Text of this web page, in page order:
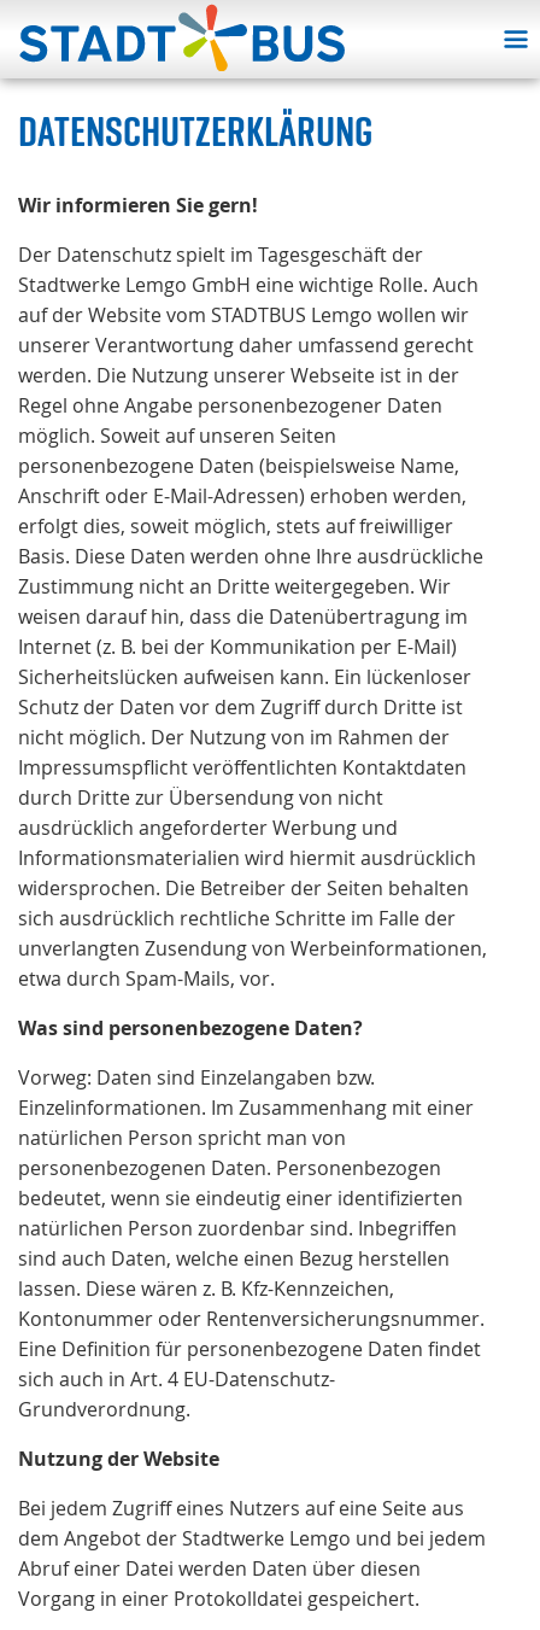
DATENSCHUTZERKLÄRUNG
Wir informieren Sie gern!
Der Datenschutz spielt im Tagesgeschäft der
Stadtwerke Lemgo GmbH eine wichtige Rolle. Auch
auf der Website vom STADTBUS Lemgo wollen wir
unserer Verantwortung daher umfassend gerecht
werden. Die Nutzung unserer Webseite ist in der
Regel ohne Angabe personenbezogener Daten
möglich. Soweit auf unseren Seiten
personenbezogene Daten (beispielsweise Name,
Anschrift oder E-Mail-Adressen) erhoben werden,
erfolgt dies, soweit möglich, stets auf freiwilliger
Basis. Diese Daten werden ohne Ihre ausdrückliche
Zustimmung nicht an Dritte weitergegeben. Wir
weisen darauf hin, dass die Datenübertragung im
Internet (z. B. bei der Kommunikation per E-Mail)
Sicherheitslücken aufweisen kann. Ein lückenloser
Schutz der Daten vor dem Zugriff durch Dritte ist
nicht möglich. Der Nutzung von im Rahmen der
Impressumspflicht veröffentlichten Kontaktdaten
durch Dritte zur Übersendung von nicht
ausdrücklich angeforderter Werbung und
Informationsmaterialien wird hiermit ausdrücklich
widersprochen. Die Betreiber der Seiten behalten
sich ausdrücklich rechtliche Schritte im Falle der
unverlangten Zusendung von Werbeinformationen,
etwa durch Spam-Mails, vor.
Was sind personenbezogene Daten?
Vorweg: Daten sind Einzelangaben bzw.
Einzelinformationen. Im Zusammenhang mit einer
natürlichen Person spricht man von
personenbezogenen Daten. Personenbezogen
bedeutet, wenn sie eindeutig einer identifizierten
natürlichen Person zuordenbar sind. Inbegriffen
sind auch Daten, welche einen Bezug herstellen
lassen. Diese wären z. B. Kfz-Kennzeichen,
Kontonummer oder Rentenversicherungsnummer.
Eine Definition für personenbezogene Daten findet
sich auch in Art. 4 EU-Datenschutz-
Grundverordnung.
Nutzung der Website
Bei jedem Zugriff eines Nutzers auf eine Seite aus
dem Angebot der Stadtwerke Lemgo und bei jedem
Abruf einer Datei werden Daten über diesen
Vorgang in einer Protokolldatei gespeichert.